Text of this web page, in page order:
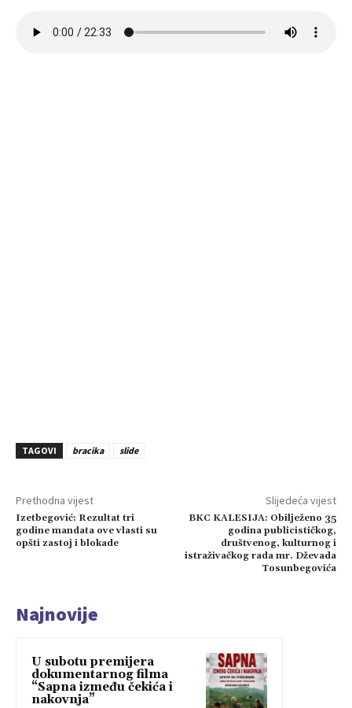
TAGOVI bracika slide
Prethodna vijest
Izetbegović: Rezultat tri
godine mandata ove vlasti su
opšti zastoj i blokade
Slijedeća vijest
BKC KALESIJA: Obilježeno 35
godina publicističkog,
društvenog, kulturnog i
istraživačkog rada mr. Dževada
Tosunbegovića
Najnovije
U subotu premijera
dokumentarnog filma
“Sapna između čekića i
nakovnja”